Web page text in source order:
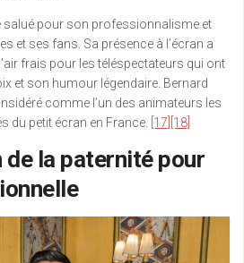
salué pour son professionnalisme et
et ses fans. Sa présence à l’écran a
frais pour les téléspectateurs qui ont
et son humour légendaire. Bernard
comme l’un des animateurs les
du petit écran en France.
[17] [18]
la paternité pour